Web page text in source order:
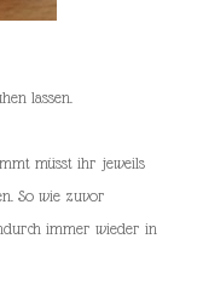
lassen.
müsst ihr jeweils
So wie zuvor
immer wieder in